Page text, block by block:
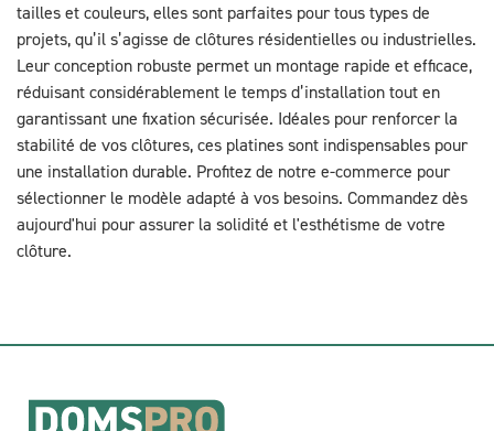
tailles et couleurs, elles sont parfaites pour tous types de
projets, qu’il s’agisse de clôtures résidentielles ou industrielles.
Leur conception robuste permet un montage rapide et efficace,
réduisant considérablement le temps d’installation tout en
garantissant une fixation sécurisée. Idéales pour renforcer la
stabilité de vos clôtures, ces platines sont indispensables pour
une installation durable. Profitez de notre e-commerce pour
sélectionner le modèle adapté à vos besoins. Commandez dès
aujourd'hui pour assurer la solidité et l'esthétisme de votre
clôture.